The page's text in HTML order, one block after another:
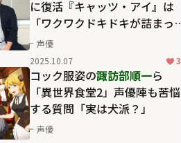
に復活『キャッツ・アイ』は
「ワクワクドキドキが詰まっ
ている」
声優
2025.10.07
3
コック服姿の諏訪部順一ら
「異世界食堂2」声優陣も苦悩
する質問「実は犬派？」
声優